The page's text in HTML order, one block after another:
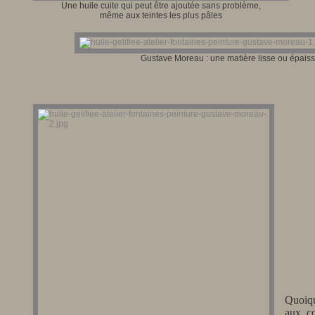
Une huile cuite qui peut être ajoutée sans problème,
même aux teintes les plus pâles
Gustave Moreau : une matière lisse ou
aux